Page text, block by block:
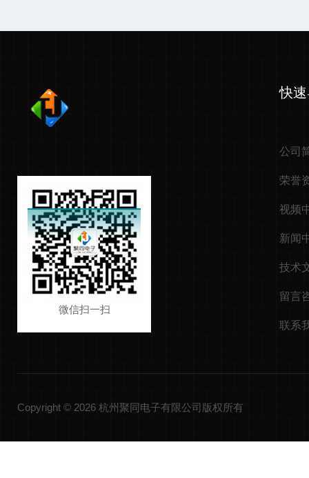
微信扫一扫
快
公司
荣誉
视频
新闻
技术
留言
联系
Copyright © 2026 杭州聚同电子有限公司版权所有